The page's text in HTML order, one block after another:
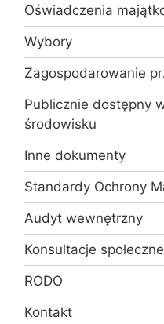
Oświadczenia
Wybory
Zagospodarowanie
Publicznie dostępny
środowisku
Inne dokumenty
Standardy Ochrony
Audyt wewnętrzny
Konsultacje społeczne
RODO
Kontakt